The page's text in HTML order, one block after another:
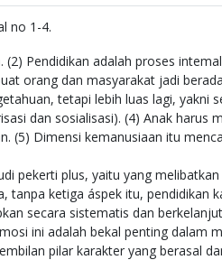
no 1-4.
Pendidikan adalah proses
orang dan masyarakat jadi
tetapi lebih luas lagi, yakni
dan sosialisasi). (4) Anak harus
(5) Dimensi kemanusiaan itu
pekerti plus, yaitu yang
tanpa ketiga áspek itu, pendidikan
secara sistematis dan
ini adalah bekal penting dalam
pilar karakter yang berasal